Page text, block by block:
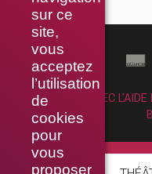
sur ce
site,
vous
acceptez
l’utilisation
de
cookies
pour
vous
proposer
RÉALISÉ AVEC